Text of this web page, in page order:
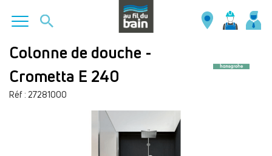
Aller
contenu
principal
Colonne de douche -
Crometta E 240
Réf : 27281000